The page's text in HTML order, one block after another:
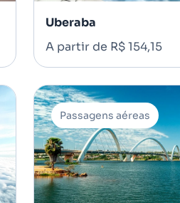
Uberaba
A partir de R$ 154,15
Passagens aéreas